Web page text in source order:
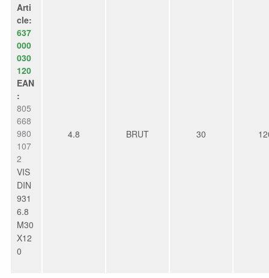
Arti
cle:
637
000
030
120
EAN
:
805
668
980
107
2
VIS
DIN
931
6.8
M30
X12
0
4.8 BRUT 30